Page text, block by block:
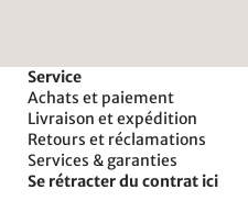
Service
Achats et paiement
Livraison et expédition
Retours et réclamations
Services & garanties
Se rétracter du contrat ici